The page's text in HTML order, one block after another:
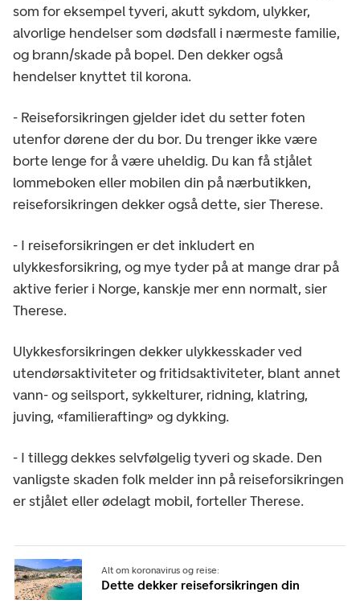
som for eksempel tyveri, akutt sykdom, ulykker,
alvorlige hendelser som dødsfall i nærmeste familie,
og brann/skade på bopel. Den dekker også
hendelser knyttet til korona.
- Reiseforsikringen gjelder idet du setter foten
utenfor dørene der du bor. Du trenger ikke være
borte lenge for å være uheldig. Du kan få stjålet
lommeboken eller mobilen din på nærbutikken,
reiseforsikringen dekker også dette, sier Therese.
- I reiseforsikringen er det inkludert en
ulykkesforsikring, og mye tyder på at mange drar på
aktive ferier i Norge, kanskje mer enn normalt, sier
Therese.
Ulykkesforsikringen dekker ulykkesskader ved
utendørsaktiviteter og fritidsaktiviteter, blant annet
vann- og seilsport, sykkelturer, ridning, klatring,
juving, «familierafting» og dykking.
- I tillegg dekkes selvfølgelig tyveri og skade. Den
vanligste skaden folk melder inn på reiseforsikringen
er stjålet eller ødelagt mobil, forteller Therese.
Alt om koronavirus og reise:
Dette dekker reiseforsikringen din